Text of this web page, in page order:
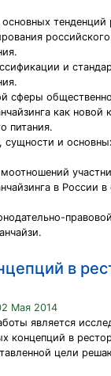
тенденций
и
сферы
как новой
питания.
сущности и
в России
в
Мая 2014
является
концепций в
цели